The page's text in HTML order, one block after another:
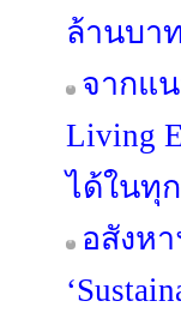
ล้านบา
จากแ
Living
ได้ในทุ
อสังห